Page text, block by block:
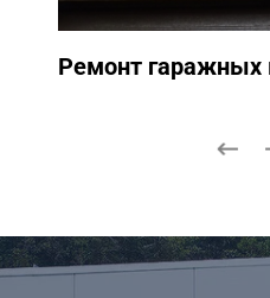
Ремонт гаражных